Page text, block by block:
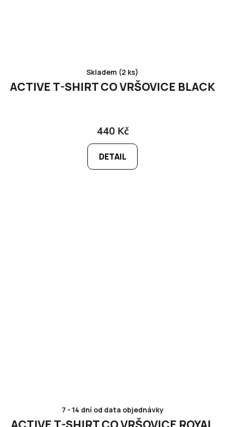
Skladem (2 ks)
ACTIVE T-SHIRT CO VRŠOVICE BLACK
440 Kč
DETAIL
7 - 14 dní od data objednávky